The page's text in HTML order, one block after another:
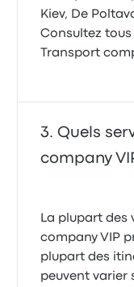
Kiev, De
Consultez
Transport
Quels
company
La plupart des
company VIP
plupart des
peuvent varier